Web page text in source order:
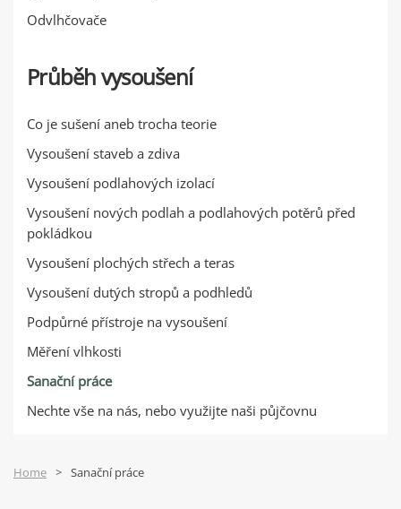
Odvlhčovače
Průběh vysoušení
Co je sušení aneb trocha teorie
Vysoušení staveb a zdiva
Vysoušení podlahových izolací
Vysoušení nových podlah a podlahových potěrů před
pokládkou
Vysoušení plochých střech a teras
Vysoušení dutých stropů a podhledů
Podpůrné přístroje na vysoušení
Měření vlhkosti
Sanační práce
Nechte vše na nás, nebo využijte naši půjčovnu
Home Sanační práce